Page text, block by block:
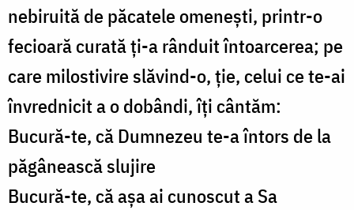
nebiruită de păcatele omenești, printr-o
fecioară curată ți-a rânduit întoarcerea; pe
care milostivire slăvind-o, ție, celui ce te-ai
învrednicit a o dobândi, îți cântăm:
Bucură-te, că Dumnezeu te-a întors de la
păgânească slujire
Bucură-te, că așa ai cunoscut a Sa